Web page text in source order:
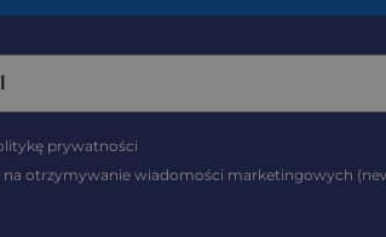
prywatności
na otrzymywanie wiadomości marketingowych